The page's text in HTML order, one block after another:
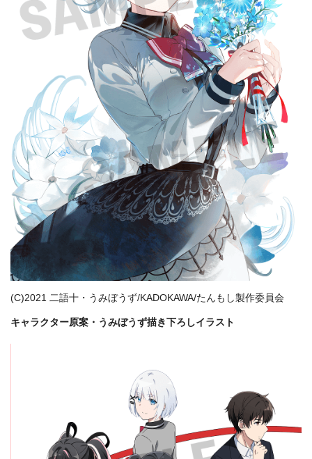
(C)2021 二語十・うみぼうず/KADOKAWA/たんもし製作委員会
キャラクター原案・うみぼうず描き下ろしイラスト